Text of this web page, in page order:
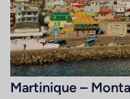
Martinique –